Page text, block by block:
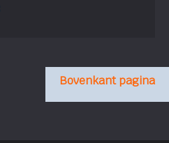
Bovenkant pagina